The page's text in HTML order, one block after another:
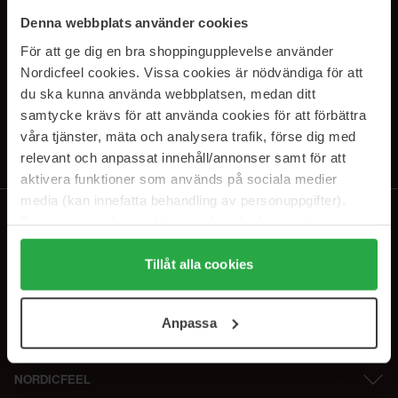
Denna webbplats använder cookies
För att ge dig en bra shoppingupplevelse använder
Nordicfeel cookies. Vissa cookies är nödvändiga för att
du ska kunna använda webbplatsen, medan ditt
samtycke krävs för att använda cookies för att förbättra
våra tjänster, mäta och analysera trafik, förse dig med
relevant och anpassat innehåll/annonser samt för att
aktivera funktioner som används på sociala medier
media (kan innefatta behandling av personuppgifter).
Genom att trycka på "Tillåt alla cookies" accepterar du
alla cookies, medan du under "Detaljer" kan anpassa
användningen av cookies. Du kan när som helst återkalla
samt vår Integritetspolicy.
Tillåt alla cookies
Anpassa
PRENUMERERA PÅ VÅRA
NYHETSBREV
E-postadress
Genom att prenumerera accepterar du vårIntegritetspolicy.
NORDICFEEL